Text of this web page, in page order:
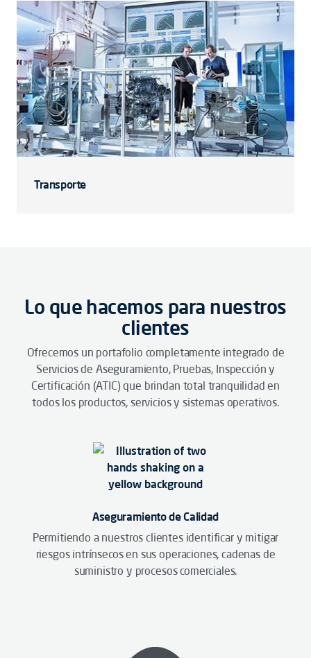
Transporte
Lo que hacemos para nuestros
clientes
Ofrecemos un portafolio completamente integrado de
Servicios de Aseguramiento, Pruebas, Inspección y
Certificación (ATIC) que brindan total tranquilidad en
todos los productos, servicios y sistemas operativos.
Aseguramiento de Calidad
Permitiendo a nuestros clientes identificar y mitigar
riesgos intrínsecos en sus operaciones, cadenas de
suministro y procesos comerciales.